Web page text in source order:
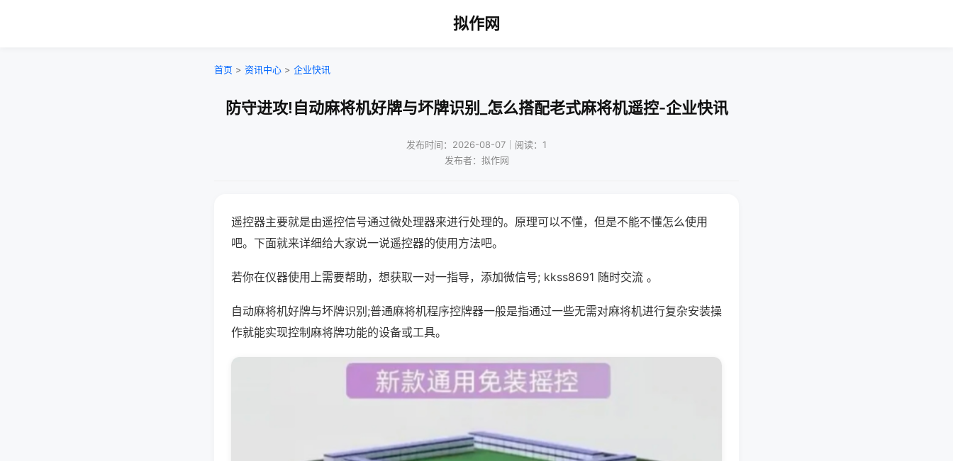
拟作网
首页 > 资讯中心 > 企业快讯
防守进攻!自动麻将机好牌与坏牌识别_怎么搭配老式麻将机遥控-企业快讯
发布时间：2026-08-07｜阅读：1
发布者：拟作网
遥控器主要就是由遥控信号通过微处理器来进行处理的。原理可以不懂，但是不能不懂怎么使用
吧。下面就来详细给大家说一说遥控器的使用方法吧。
若你在仪器使用上需要帮助，想获取一对一指导，添加微信号; kkss8691 随时交流 。
自动麻将机好牌与坏牌识别;普通麻将机程序控牌器一般是指通过一些无需对麻将机进行复杂安装操
作就能实现控制麻将牌功能的设备或工具。